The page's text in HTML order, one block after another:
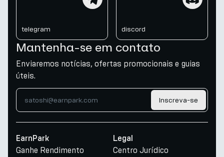
telegram discord
Mantenha-se em contato
Enviaremos notícias, ofertas promocionais e guias
úteis.
Inscreva-se
EarnPark
Ganhe Rendimento
Legal
Centro Jurídico